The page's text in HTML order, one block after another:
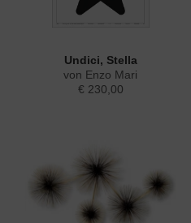
Undici, Stella
von Enzo Mari
€ 230,00